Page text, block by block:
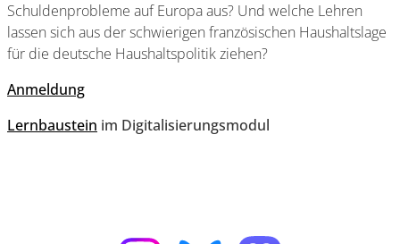
Schuldenprobleme auf Europa aus? Und welche Lehren
lassen sich aus der schwierigen französischen Haushaltslage
für die deutsche Haushaltspolitik ziehen?
Anmeldung
Lernbaustein im Digitalisierungsmodul